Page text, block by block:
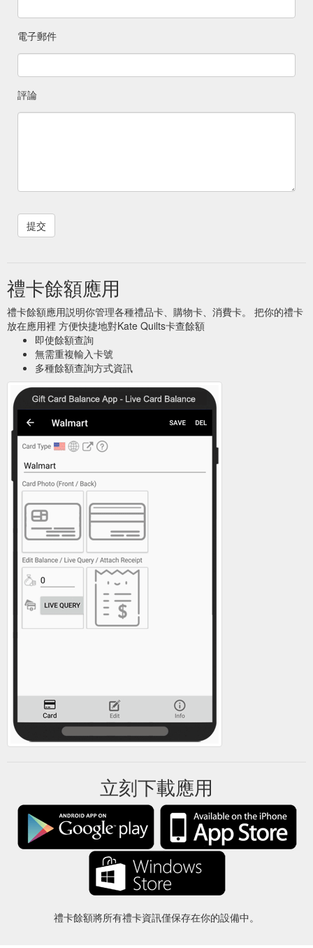
電子郵件
評論
禮卡餘額應用
禮卡餘額應用説明你管理各種禮品卡、購物卡、消費卡。 把你的禮卡
放在應用裡 方便快捷地對Kate Quilts卡查餘額
即使餘額查詢
無需重複輸入卡號
多種餘額查詢方式資訊
立刻下載應用
禮卡餘額將所有禮卡資訊僅保存在你的設備中。